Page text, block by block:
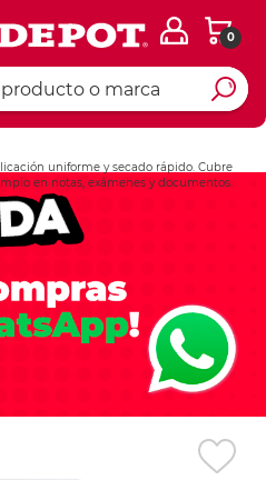
0
uniforme y secado rápido. Cubre
en notas, exámenes y documentos.
Ingresar Codigo